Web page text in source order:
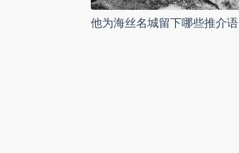
他为海丝名城留下哪些推介语